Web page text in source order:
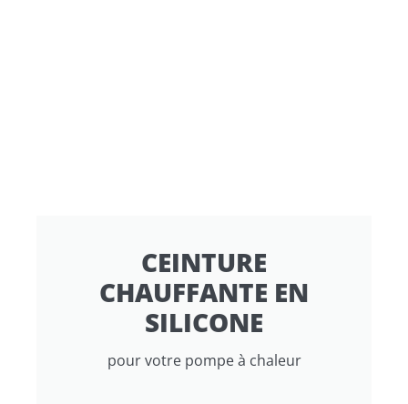
CEINTURE
CHAUFFANTE EN
SILICONE
pour votre pompe à chaleur